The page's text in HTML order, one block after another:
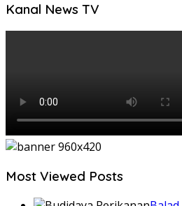
Kanal News TV
Most Viewed Posts